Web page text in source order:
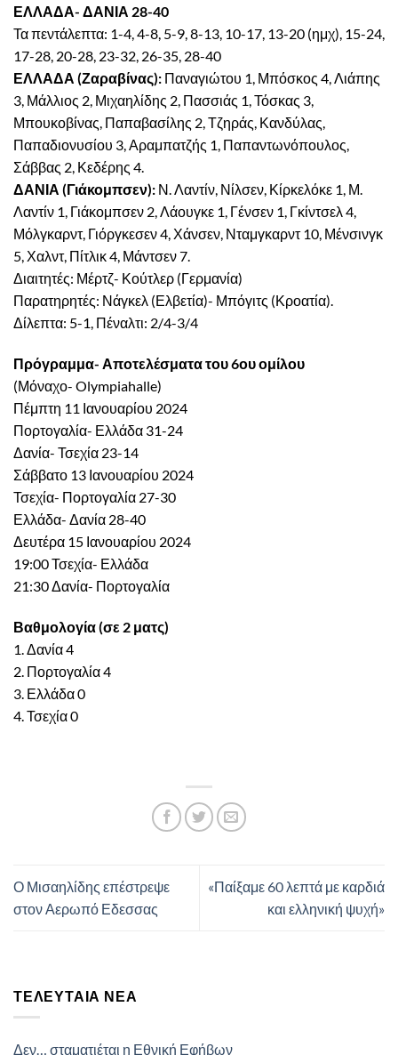
ΕΛΛΑΔΑ- ΔΑΝΙΑ 28-40
Τα πεντάλεπτα: 1-4, 4-8, 5-9, 8-13, 10-17, 13-20 (ημχ), 15-24,
17-28, 20-28, 23-32, 26-35, 28-40
ΕΛΛΑΔΑ (Ζαραβίνας): Παναγιώτου 1, Μπόσκος 4, Λιάπης
3, Μάλλιος 2, Μιχαηλίδης 2, Πασσιάς 1, Τόσκας 3,
Μπουκοβίνας, Παπαβασίλης 2, Τζηράς, Κανδύλας,
Παπαδιονυσίου 3, Αραμπατζής 1, Παπαντωνόπουλος,
Σάββας 2, Κεδέρης 4.
ΔΑΝΙΑ (Γιάκομπσεν): Ν. Λαντίν, Νίλσεν, Κίρκελόκε 1, Μ.
Λαντίν 1, Γιάκομπσεν 2, Λάουγκε 1, Γένσεν 1, Γκίντσελ 4,
Μόλγκαρντ, Γιόργκεσεν 4, Χάνσεν, Νταμγκαρντ 10, Μένσινγκ
5, Χαλντ, Πίτλικ 4, Μάντσεν 7.
Διαιτητές: Μέρτζ- Κούτλερ (Γερμανία)
Παρατηρητές: Νάγκελ (Ελβετία)- Μπόγιτς (Κροατία).
Δίλεπτα: 5-1, Πέναλτι: 2/4-3/4
Πρόγραμμα- Αποτελέσματα του 6ου ομίλου
(Μόναχο- Olympiahalle)
Πέμπτη 11 Ιανουαρίου 2024
Πορτογαλία- Ελλάδα 31-24
Δανία- Τσεχία 23-14
Σάββατο 13 Ιανουαρίου 2024
Τσεχία- Πορτογαλία 27-30
Ελλάδα- Δανία 28-40
Δευτέρα 15 Ιανουαρίου 2024
19:00 Τσεχία- Ελλάδα
21:30 Δανία- Πορτογαλία
Βαθμολογία (σε 2 ματς)
1. Δανία 4
2. Πορτογαλία 4
3. Ελλάδα 0
4. Τσεχία 0
Ο Μισαηλίδης επέστρεψε
στον Αερωπό Εδεσσας
«Παίξαμε 60 λεπτά με καρδιά
και ελληνική ψυχή»
ΤΕΛΕΥΤΑΊΑ ΝΈΑ
Δεν… σταματιέται η Εθνική Εφήβων